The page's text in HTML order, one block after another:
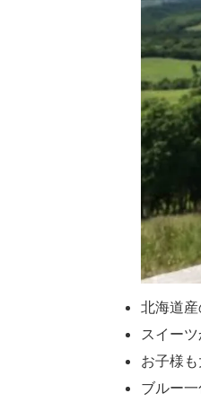
北海道
スイー
お子様
ブルー